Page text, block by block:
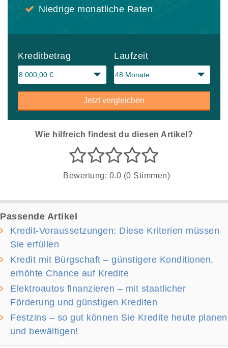
Niedrige monatliche Raten
Kreditbetrag Laufzeit
Jetzt vergleichen
Wie hilfreich findest du diesen Artikel?
Bewertung: 0.0 (0 Stimmen)
Passende Artikel
Kredit-Voraussetzungen: Diese Kriterien müssen
Sie erfüllen
Kredit mit Bürgschaft – günstigere Konditionen,
erhöhte Chance auf Kredite
Elektroautos finanzieren – mit staatlicher
Förderung und günstigen Krediten
Festzins – so gut können Sie Kredite heute planen
und bewältigen!